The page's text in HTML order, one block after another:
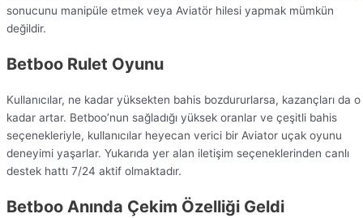
sonucunu manipüle etmek veya Aviatör hilesi yapmak mümkün
değildir.
Betboo Rulet Oyunu
Kullanıcılar, ne kadar yüksekten bahis bozdururlarsa, kazançları da o
kadar artar. Betboo’nun sağladığı yüksek oranlar ve çeşitli bahis
seçenekleriyle, kullanıcılar heyecan verici bir Aviator uçak oyunu
deneyimi yaşarlar. Yukarıda yer alan iletişim seçeneklerinden canlı
destek hattı 7/24 aktif olmaktadır.
Betboo Anında Çekim Özelliği Geldi